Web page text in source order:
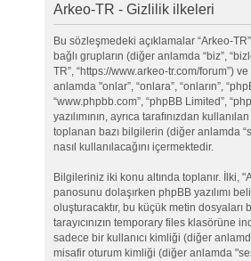
Arkeo-TR - Gizlilik ilkeleri
Bu sözleşmedeki açıklamalar “Arkeo-
bağlı grupların (diğer anlamda “biz”,
TR”, “https://www.arkeo-tr.com/forum”)
anlamda "onlar”, “onlara”, “onların”,
“www.phpbb.com”, “phpBB Limited”,
yazılımının, ayrıca tarafınızdan
toplanan bazı bilgilerin (diğer anlamda
nasıl kullanılacağını içermektedir.
Bilgileriniz iki konu altında toplanır. İlki,
panosunu dolaşırken phpBB yazılımı
oluşturacaktır, bu küçük metin dosyaları
tarayıcınızın temporary files klasörüne
sadece bir kullanıcı kimliği (diğer
misafir oturum kimliği (diğer anlamda